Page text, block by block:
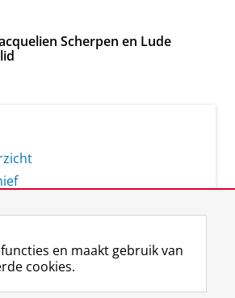
Scherpen en Lude
F L R I Y
en maakt gebruik van
cookies.